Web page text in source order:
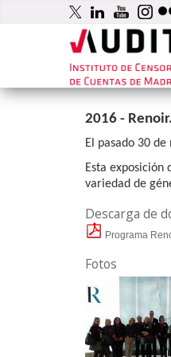
2016 -
El pasado 30
Esta exposición
variedad de
Descarga de
Programa
Fotos